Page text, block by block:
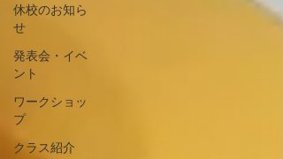
休校のお知ら
せ
発表会・イベ
ント
ワークショッ
プ
クラス紹介